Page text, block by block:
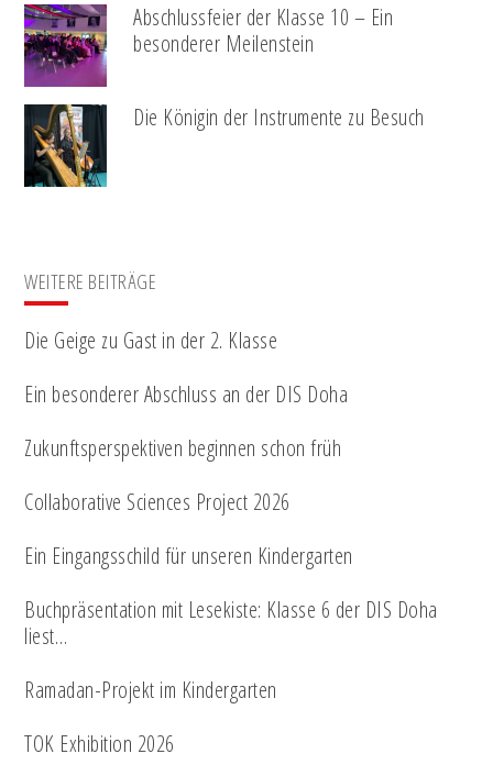
Abschlussfeier der Klasse 10 – Ein
besonderer Meilenstein
Die Königin der Instrumente zu Besuch
WEITERE BEITRÄGE
Die Geige zu Gast in der 2. Klasse
Ein besonderer Abschluss an der DIS Doha
Zukunftsperspektiven beginnen schon früh
Collaborative Sciences Project 2026
Ein Eingangsschild für unseren Kindergarten
Buchpräsentation mit Lesekiste: Klasse 6 der DIS Doha
liest…
Ramadan-Projekt im Kindergarten
TOK Exhibition 2026